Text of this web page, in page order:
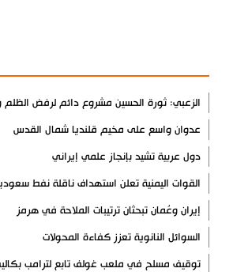
الزعبي: ثورة الحسين مشروع دائم لرفض الظلم
عدوان واسع على مخيم قلنديا شمال القدس
دول عربية تشيد بإنجاز علمي إيراني
القوات اليمنية تعلن استهداف ناقلة نفط
إيران وعُمان تبحثان ترتيبات الملاحة في هرمز
السوائل النانوية تعزز كفاءة المحولات
توقيف مسلح في ملعب غولف تابع لترامب